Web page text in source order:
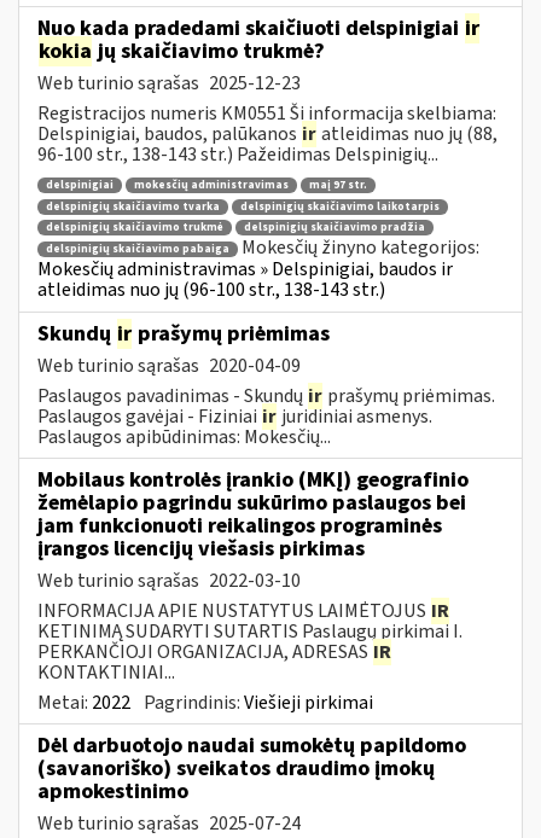
Nuo kada pradedami skaičiuoti delspinigiai ir
kokia jų skaičiavimo trukmė?
Web turinio sąrašas 2025-12-23
Registracijos numeris KM0551 Ši informacija skelbiama:
Delspinigiai, baudos, palūkanos iratleidimas nuo jų (88,
96-100 str., 138-143 str.) Pažeidimas Delspinigių...
delspinigiai mokesčių administravimas
maį 97 str.
delspinigių skaičiavimo tvarka
delspinigių skaičiavimo laikotarpis
delspinigių skaičiavimo trukmė
delspinigių skaičiavimo pradžia
delspinigių skaičiavimo pabaiga
Mokesčių žinyno kategorijos:
Mokesčių administravimas » Delspinigiai, baudos ir
atleidimas nuo jų (96-100 str., 138-143 str.)
Skundų ir prašymų priėmimas
Web turinio sąrašas 2020-04-09
Paslaugos pavadinimas - Skundų ir prašymų priėmimas.
Paslaugos gavėjai - Fiziniai ir juridiniai asmenys.
Paslaugos apibūdinimas: Mokesčių...
Mobilaus kontrolės įrankio (MKĮ) geografinio
žemėlapio pagrindu sukūrimo paslaugos bei
jam funkcionuoti reikalingos programinės
įrangos licencijų viešasis pirkimas
Web turinio sąrašas 2022-03-10
INFORMACIJA APIE NUSTATYTUS LAIMĖTOJUS IR
KETINIMĄ SUDARYTI SUTARTIS Paslaugų pirkimai I.
PERKANČIOJI ORGANIZACIJA, ADRESAS IR
KONTAKTINIAI...
Metai: 2022 Pagrindinis:Viešieji pirkimai
Dėl darbuotojo naudai sumokėtų papildomo
(savanoriško) sveikatos draudimo įmokų
apmokestinimo
Web turinio sąrašas 2025-07-24